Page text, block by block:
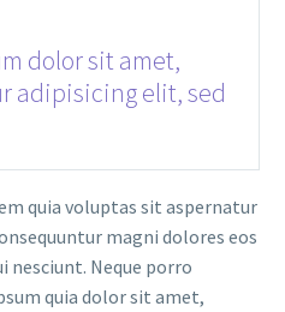
dolor sit amet,
adipisicing elit, sed
quia voluptas sit aspernatur
magni dolores eos
nesciunt. Neque porro
quia dolor sit amet,